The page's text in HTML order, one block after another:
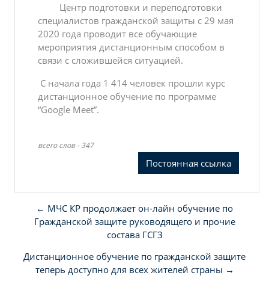
Центр подготовки и переподготовки
специалистов гражданской защиты с 29 мая
2020 года проводит все обучающие
мероприятия дистанционным способом в
связи с сложившейся ситуацией.
С начала года 1 414 человек прошли курс
дистанционное обучение по программе
“Google Meet”.
всего слов - 347
Постоянная ссылка
← МЧС КР продолжает он-лайн обучение по
Гражданской защите руководящего и прочие
состава ГСГЗ
Дистанционное обучение по гражданской защите
теперь доступно для всех жителей страны →